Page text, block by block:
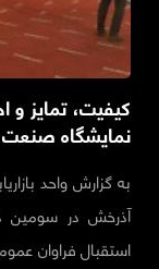
کیفیت، تمایز
نمایشگاه صنعت
به گزارش واحد
آذرخش در سومین
استقبال فراوان